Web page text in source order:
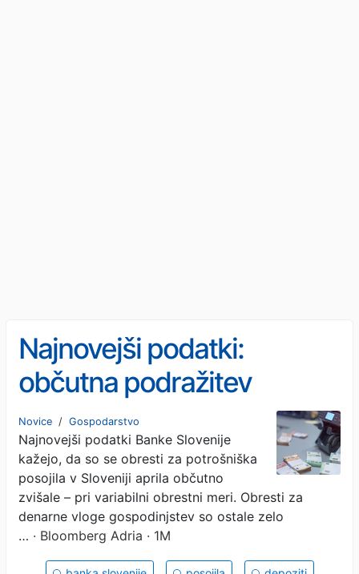
Najnovejši podatki:
občutna podražitev
potrošniških posojil
Novice / Gospodarstvo
Najnovejši podatki Banke Slovenije
kažejo, da so se obresti za potrošniška
posojila v Sloveniji aprila občutno
zvišale – pri variabilni obrestni meri. Obresti za
denarne vloge gospodinjstev so ostale zelo
… · Bloomberg Adria · 1M